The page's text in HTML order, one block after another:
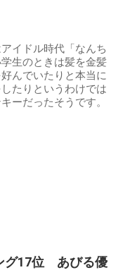
イドル時代「なんち
生のときは髪を金髪
んでいたりと本当に
たりというわけでは
ーだったそうです。
グ17位 あびる優